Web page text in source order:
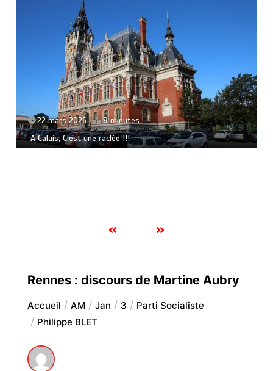
22 mars 2026 8 minutes
A Calais, C’est une raclée !!!
Rennes : discours de Martine Aubry
Accueil AM Jan 3
Parti Socialiste
Philippe BLET